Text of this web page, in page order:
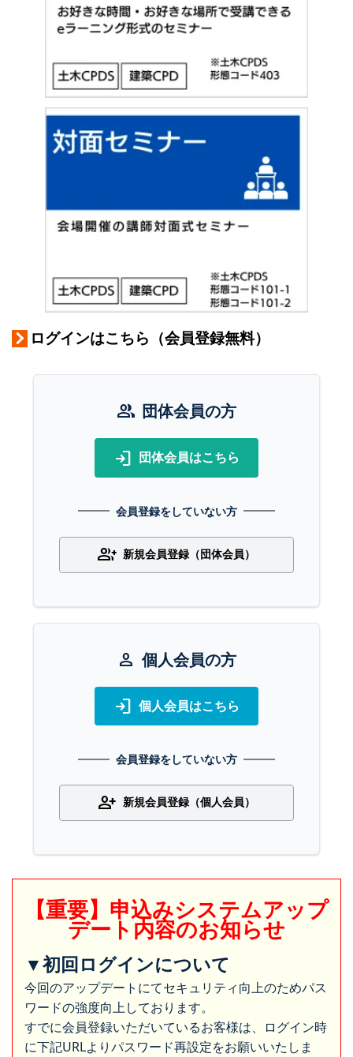
ログインはこちら（会員登録無料）
group 団体会員の方
login 団体会員はこちら
会員登録をしていない方
group_add 新規会員登録（団体会員）
person 個人会員の方
login 個人会員はこちら
会員登録をしていない方
person_add 新規会員登録（個人会員）
【重要】申込みシステムアップ
デート内容のお知らせ
▼初回ログインについて
今回のアップデートにてセキュリティ向上のためパス
ワードの強度向上しております。
すでに会員登録いただいているお客様は、ログイン時
に下記URLよりパスワード再設定をお願いいたしま